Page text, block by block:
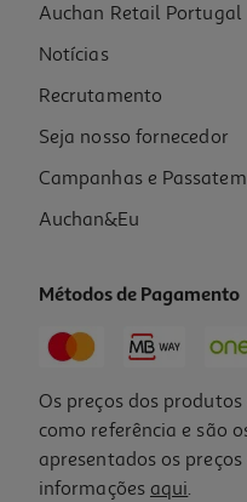
Auchan Retail Portugal
Notícias
Recrutamento
Seja nosso fornecedor
Campanhas e
Auchan&Eu
Métodos de Pagamento
Os preços dos
como referência e são
apresentados os
informações aqui.